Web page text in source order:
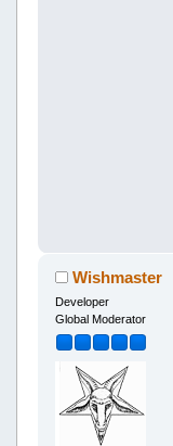
Wishmaster
Developer
Global Moderator